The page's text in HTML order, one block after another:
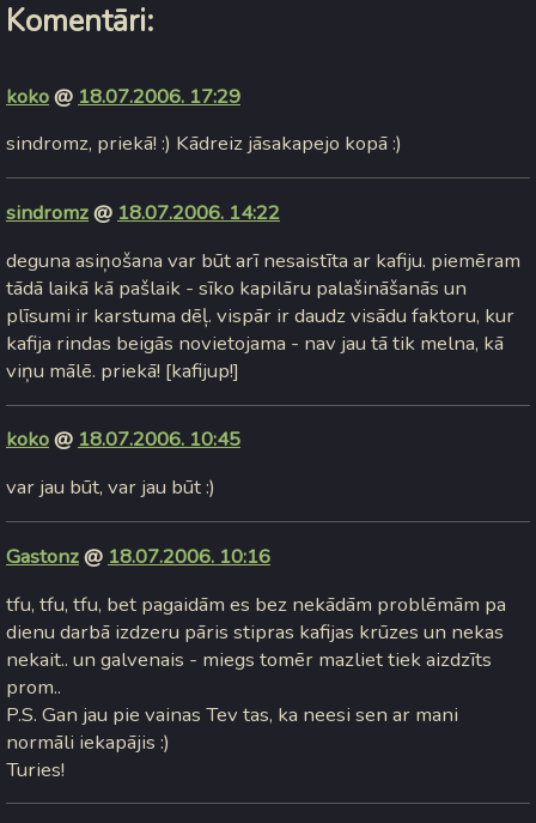
Komentāri:
koko@ 18.07.2006. 17:29
sindromz, priekā! :) Kādreiz jāsakapejo kopā :)
sindromz@ 18.07.2006. 14:22
deguna asiņošana var būt arī nesaistīta ar kafiju. piemēram
tādā laikā kā pašlaik - sīko kapilāru palašināšanās un
plīsumi ir karstuma dēļ. vispār ir daudz visādu faktoru, kur
kafija rindas beigās novietojama - nav jau tā tik melna, kā
viņu mālē. priekā! [kafijup!]
koko@ 18.07.2006. 10:45
var jau būt, var jau būt :)
Gastonz@ 18.07.2006. 10:16
tfu, tfu, tfu, bet pagaidām es bez nekādām problēmām pa
dienu darbā izdzeru pāris stipras kafijas krūzes un nekas
nekait.. un galvenais - miegs tomēr mazliet tiek aizdzīts
prom..
P.S. Gan jau pie vainas Tev tas, ka neesi sen ar mani
normāli iekapājis :)
Turies!